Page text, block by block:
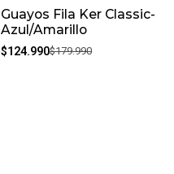
-31%
Guayos Fila Ker Classic-
Azul/Amarillo
$124.990$179.990